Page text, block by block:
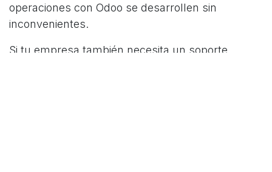
operaciones con Odoo se desarrollen sin
inconvenientes.
Si tu empresa también necesita un soporte